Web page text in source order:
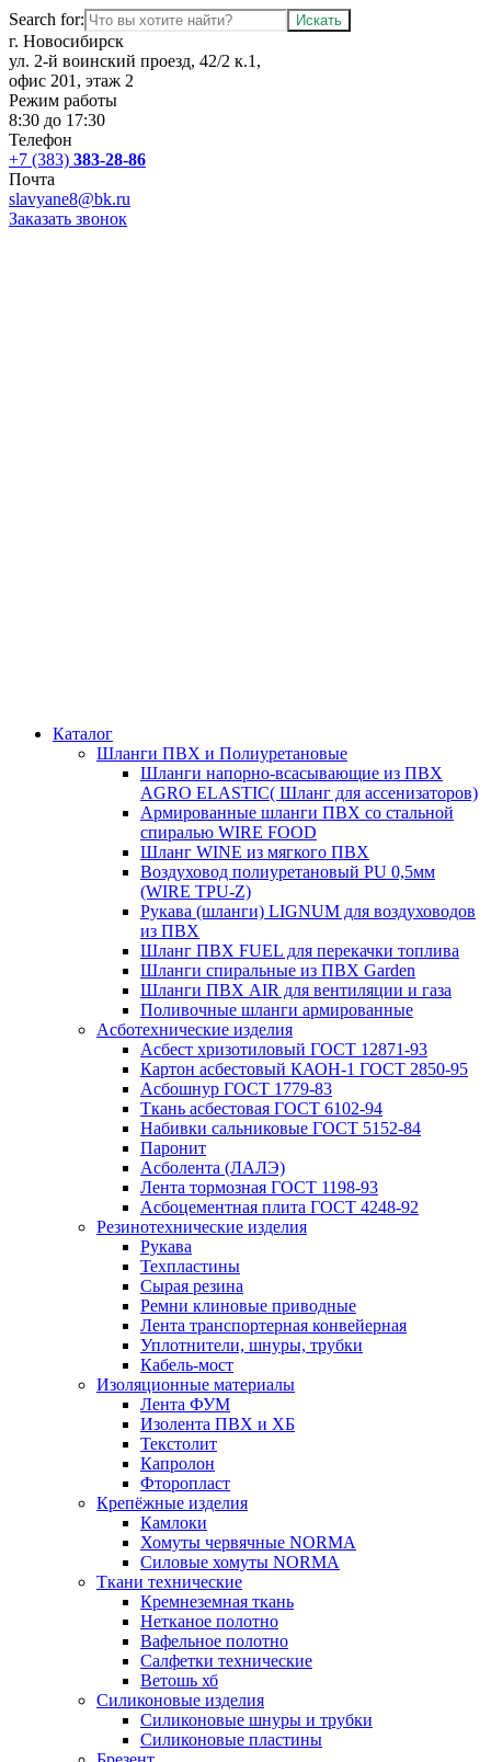
Search for:
г. Новосибирск
ул. 2-й воинский проезд, 42/2 к.1,
офис 201, этаж 2
Режим работы
8:30 до 17:30
Телефон
+7 (383) 383-28-86
Почта
slavyane8@bk.ru
Заказать звонок
Каталог
Шланги ПВХ и Полиуретановые
Шланги напорно-всасывающие из ПВХ
AGRO ELASTIC( Шланг для ассенизаторов)
Армированные шланги ПВХ со стальной
спиралью WIRE FOOD
Шланг WINE из мягкого ПВХ
Воздуховод полиуретановый PU 0,5мм
(WIRE TPU-Z)
Рукава (шланги) LIGNUM для воздуховодов
из ПВХ
Шланг ПВХ FUEL для перекачки топлива
Шланги спиральные из ПВХ Garden
Шланги ПВХ AIR для вентиляции и газа
Поливочные шланги армированные
Асботехнические изделия
Асбест хризотиловый ГОСТ 12871-93
Картон aсбестовый КАОН-1 ГОСТ 2850-95
Асбошнур ГОСТ 1779-83
Ткань асбестовая ГОСТ 6102-94
Набивки сальниковые ГОСТ 5152-84
Паронит
Асболента (ЛАЛЭ)
Лента тормозная ГОСТ 1198-93
Асбоцементная плита ГОСТ 4248-92
Резинотехнические изделия
Рукава
Техпластины
Сырая резина
Ремни клиновые приводные
Лента транспортерная конвейерная
Уплотнители, шнуры, трубки
Кабель-мост
Изоляционные материалы
Лента ФУМ
Изолента ПВХ и ХБ
Текстолит
Капролон
Фторопласт
Крепёжные изделия
Камлоки
Хомуты червячные NORMA
Силовые хомуты NORMA
Ткани технические
Кремнеземная ткань
Нетканое полотно
Вафельное полотно
Салфетки технические
Ветошь хб
Силиконовые изделия
Силиконовые шнуры и трубки
Силиконовые пластины